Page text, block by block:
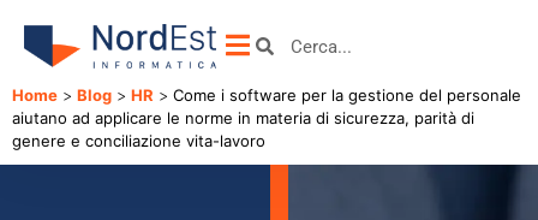
Home > Blog > HR > Come i software per la gestione del personale
aiutano ad applicare le norme in materia di sicurezza, parità di
genere e conciliazione vita-lavoro